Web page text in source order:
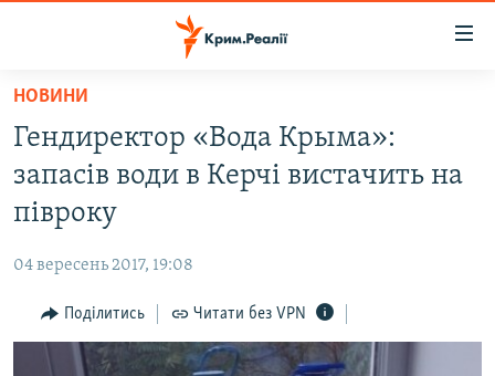
Перейти
основного
матеріалу
Перейти
до
основної
навігації
Перейти
до
пошуку
ВОДА.КРИМ
ВІДЕО ТА ФОТО
БЛОГИ
ПОГЛЯД
ІНТЕРВ'Ю
НОВИНИ
Гендиректор «Вода Крыма»:
запасів води в Керчі вистачить на
півроку
04 вересень 2017, 19:08
Поділитись Читати без VPN